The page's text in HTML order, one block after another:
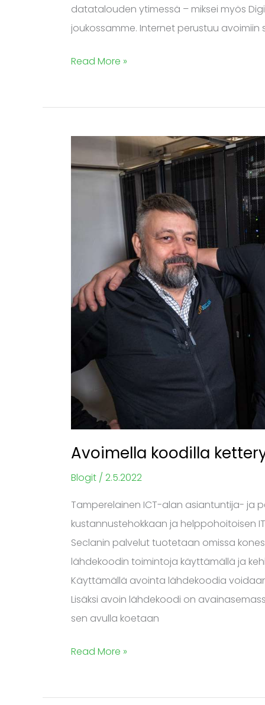
datatalouden ytimessä – miksei myös
joukossamme. Internet perustuu avoimiin
Read More »
Avoimella koodilla
Blogit / 2.5.2022
Tamperelainen ICT-alan asiantuntija- ja
kustannustehokkaan ja helppohoitoisen
Seclanin palvelut tuotetaan omissa
lähdekoodin toimintoja käyttämällä ja
Käyttämällä avointa lähdekoodia
Lisäksi avoin lähdekoodi on
sen avulla koetaan
koodilla
ketteryyttä
Read More »